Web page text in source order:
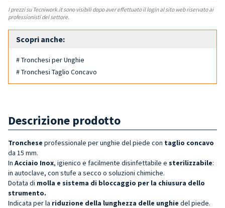
I prezzi su Tecniwork.it sono visibili dopo aver effettuato il login al sito web riservato ai
professionisti del settore.
Scopri anche:
# Tronchesi per Unghie
# Tronchesi Taglio Concavo
Descrizione prodotto
Tronchese professionale per unghie del piede con taglio concavo
da 15 mm.
In Acciaio Inox, igienico e facilmente disinfettabile e sterilizzabile:
in autoclave, con stufe a secco o soluzioni chimiche.
Dotata di molla e sistema di bloccaggio per la chiusura dello
strumento.
Indicata per la riduzione della lunghezza delle unghie del piede.